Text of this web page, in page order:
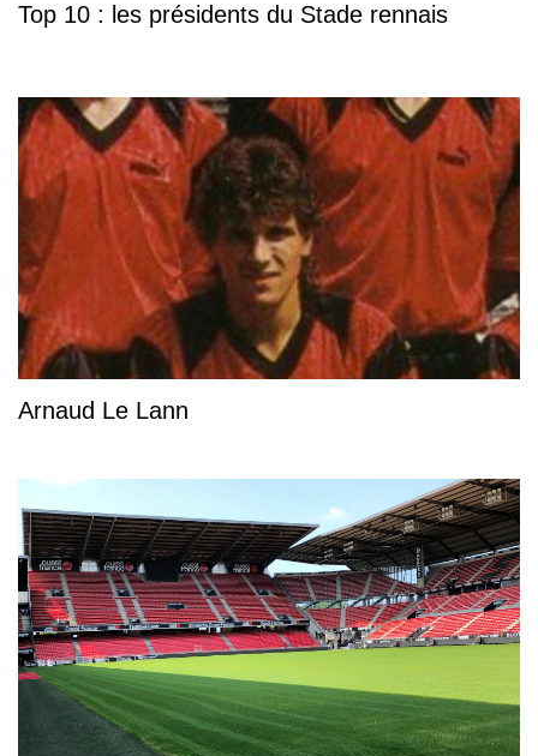
Top 10 : les présidents du Stade rennais
Arnaud Le Lann